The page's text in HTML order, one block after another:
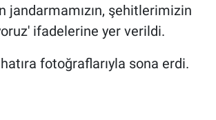
jandarmamızın, şehitlerimizin
ifadelerine yer verildi.
fotoğraflarıyla sona erdi.